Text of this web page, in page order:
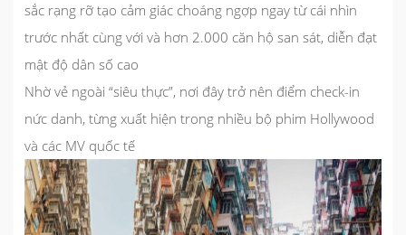
sắc rạng rỡ tạo cảm giác choáng ngợp ngay từ cái nhìn
trước nhất cùng với và hơn 2.000 căn hộ san sát, diễn đạt
mật độ dân số cao
Nhờ vẻ ngoài “siêu thực”, nơi đây trở nên điểm check-in
nức danh, từng xuất hiện trong nhiều bộ phim Hollywood
và các MV quốc tế